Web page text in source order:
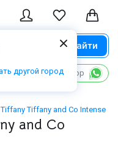
другой город
Найти
Написать в WhatsApp
Tiffany and Co Intense
and Co